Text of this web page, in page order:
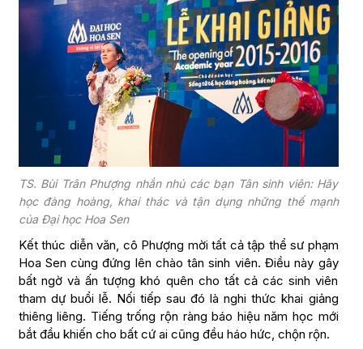
TS. Bùi Trân Phượng nhắn nhủ các bạn Tân sinh viên: Hãy
học đàng hoàng, khai thác và tận dụng những thế mạnh
của Đại học Hoa Sen
Kết thúc diễn văn, cô Phượng mời tất cả tập thể sư phạm
Hoa Sen cùng đứng lên chào tân sinh viên. Điều này gây
bất ngờ và ấn tượng khó quên cho tất cả các sinh viên
tham dự buổi lễ. Nối tiếp sau đó là nghi thức khai giảng
thiêng liêng. Tiếng trống rộn ràng báo hiệu năm học mới
bắt đầu khiến cho bất cứ ai cũng đều háo hức, chộn rộn.